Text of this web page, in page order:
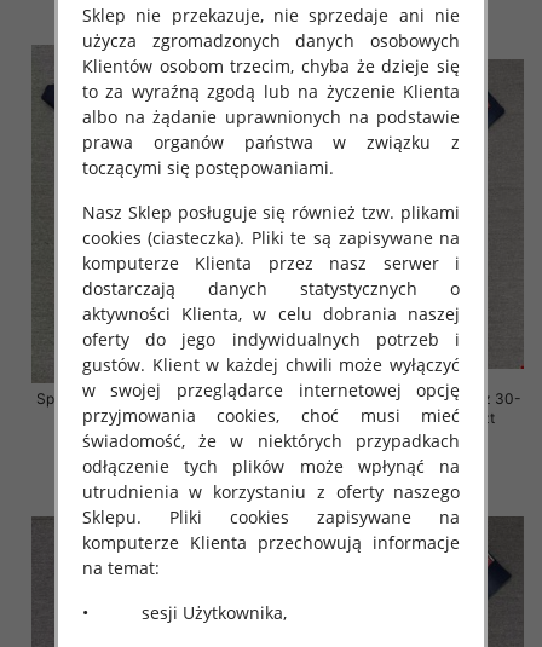
szczegóły szczegóły
Spodnie damskie jeansy Roz 30-
38, 1 Kolor Paczka 10 szt
68.00 zł
szczegóły
Spodnie damskie jeansy Roz 30-
38, 1 Kolor Paczka 10 szt
68.00 zł
szczegóły
Sklep nie przekazuje, nie sprzedaje ani nie
użycza zgromadzonych danych osobowych
Klientów osobom trzecim, chyba że dzieje się
to za wyraźną zgodą lub na życzenie Klienta
albo na żądanie uprawnionych na podstawie
prawa organów państwa w związku z
toczącymi się postępowaniami.
Nasz Sklep posługuje się również tzw. plikami
cookies (ciasteczka). Pliki te są zapisywane na
komputerze Klienta przez nasz serwer i
dostarczają danych statystycznych o
aktywności Klienta, w celu dobrania naszej
oferty do jego indywidualnych potrzeb i
gustów. Klient w każdej chwili może wyłączyć
w swojej przeglądarce internetowej opcję
przyjmowania cookies, choć musi mieć
świadomość, że w niektórych przypadkach
odłączenie tych plików może wpłynąć na
utrudnienia w korzystaniu z oferty naszego
Sklepu. Pliki cookies zapisywane na
komputerze Klienta przechowują informacje
na temat:
• sesji Użytkownika,